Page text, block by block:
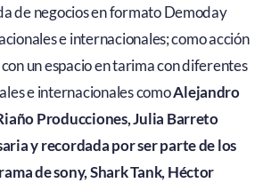
de negocios en formato Demoday
e internacionales; como acción
un espacio en tarima con diferentes
e internacionales comoAlejandro
Producciones, Julia Barreto
y recordada por ser parte de los
de sony, Shark Tank, Héctor